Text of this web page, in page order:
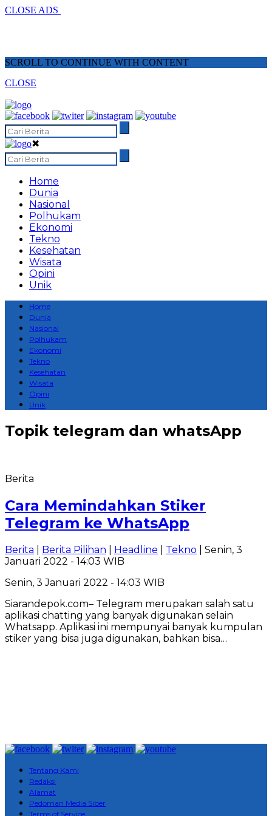
CLOSE ADS
SCROLL TO CONTINUE WITH CONTENT
CLOSE
✖
Home
Dunia
Nasional
Polhukam
Ekonomi
Tekno
Kesehatan
Wisata
Opini
Unik
Home
Dunia
Nasional
Polhukam
Ekonomi
Tekno
Kesehatan
Wisata
Opini
Unik
Topik telegram dan whatsApp
Berita
Cara Memindahkan Stiker
Telegram ke WhatsApp
Berita Berita Pilihan Headline Tekno | Senin, 3
Januari 2022 - 14:03 WIB
Senin, 3 Januari 2022 - 14:03 WIB
Siarandepok.com– Telegram merupakan salah satu
aplikasi chatting yang banyak digunakan selain
Whatsapp. Aplikasi ini mempunyai banyak kumpulan
stiker yang bisa juga digunakan, bahkan bisa…
Tentang Kami
Redaksi
Alamat
Pedoman Media Siber
Terms of Service